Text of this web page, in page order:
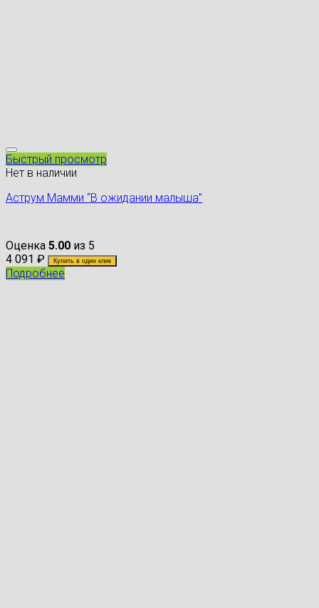
Быстрый просмотр
Нет в наличии
Аструм Мамми “В ожидании малыша”
Оценка 5.00 из 5
4 091 ₽ Купить в один клик
Подробнее